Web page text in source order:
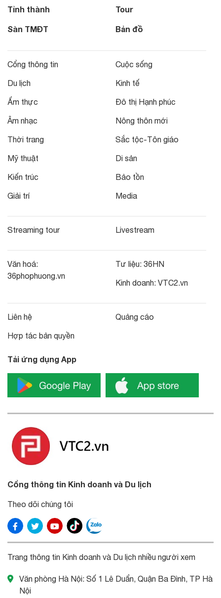
Tỉnh thành
Sàn TMĐT
Tour
Bản đồ
Cổng thông tin
Du lịch
Ẩm thực
Âm nhạc
Thời trang
Mỹ thuật
Kiến trúc
Giải trí
Cuộc sống
Kinh tế
Đô thị Hạnh phúc
Nông thôn mới
Sắc tộc-Tôn giáo
Di sản
Bảo tồn
Media
Streaming tour Livestream
Văn hoá:
36phophuong.vn
Tư liệu: 36HN
Kinh doanh: VTC2.vn
Liên hệ
Hợp tác bản quyền
Quảng cáo
Tải ứng dụng App
Cổng thông tin Kinh doanh và Du lịch
Theo dõi chúng tôi
Trang thông tin Kinh doanh và Du lịch nhiều người xem
Văn phòng Hà Nội: Số 1 Lê Duẩn, Quận Ba Đình, TP Hà
Nội